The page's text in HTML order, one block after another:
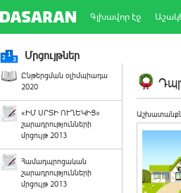
Գլխավոր էջ
Մրցույթներ
Ընթերցման օլիմպիադա
2020
«ԻՄ ՍՐՏԻ ՈՒՂԵԿԻՑ»
շարադրությունների
մրցույթ 2013
Համադպրոցական
շարադրությունների
մրցույթ 2013